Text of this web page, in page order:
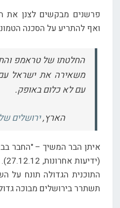
פרשנים מבקשים לצנן את
ואף להתריע על הסכנה
החלטתו של טראמפ
משאירה את ישראל עם
עם לא כלום באופק.
הארץ,ירושלים
איתן הבר המשיך – "החבר
התוכנית הגדולה תונח על
תשתרר בירושלים מבוכה